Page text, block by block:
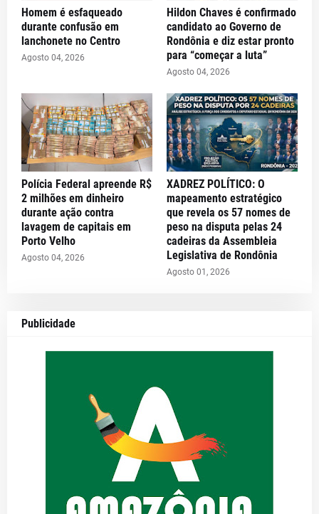
Homem é esfaqueado
durante confusão em
lanchonete no Centro
Agosto 04, 2026
Hildon Chaves é confirmado
candidato ao Governo de
Rondônia e diz estar pronto
para “começar a luta”
Agosto 04, 2026
Polícia Federal apreende R$
2 milhões em dinheiro
durante ação contra
lavagem de capitais em
Porto Velho
Agosto 04, 2026
XADREZ POLÍTICO: O
mapeamento estratégico
que revela os 57 nomes de
peso na disputa pelas 24
cadeiras da Assembleia
Legislativa de Rondônia
Agosto 01, 2026
Publicidade